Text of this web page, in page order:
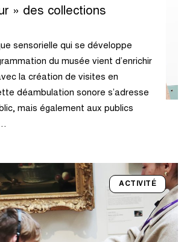
» des collections
sensorielle qui se développe
du musée vient d’enrichir
la création de visites en
déambulation sonore s’adresse
mais également aux publics
ACTIVITÉ